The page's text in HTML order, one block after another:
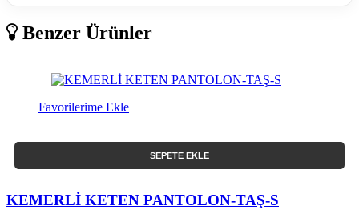
Benzer Ürünler
Favorilerime Ekle
SEPETE EKLE
KEMERLİ KETEN PANTOLON-TAŞ-S